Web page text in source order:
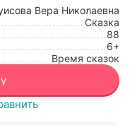
Вера Николаевна
Сказка
88
6+
Время сказок